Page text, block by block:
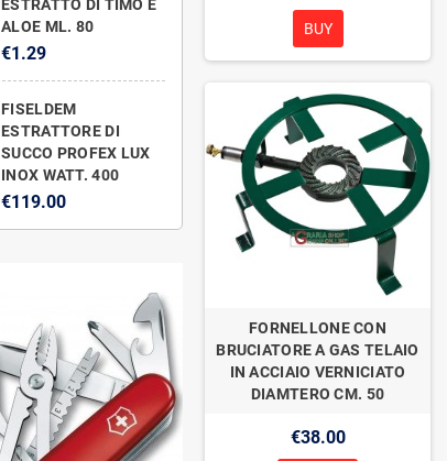
ESTRATTO DI TIMO E
ALOE ML. 80
€1.29
FISELDEM
ESTRATTORE DI
SUCCO PROFEX LUX
INOX WATT. 400
€119.00
BUY
FORNELLONE CON
BRUCIATORE A GAS TELAIO
IN ACCIAIO VERNICIATO
DIAMTERO CM. 50
€38.00